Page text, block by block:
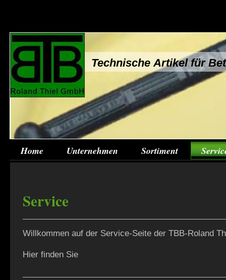
Technische Artikel für
Home Unternehmen Sortiment
Service
Willkommen auf der Service-Seite der TBB-Roland
Hier finden Sie